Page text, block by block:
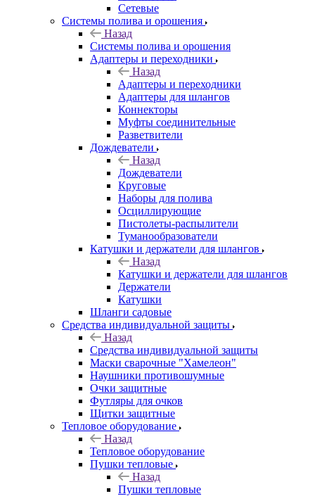
Сетевые
Системы полива и орошения
Назад
Системы полива и орошения
Адаптеры и переходники
Назад
Адаптеры и переходники
Адаптеры для шлангов
Коннекторы
Муфты соединительные
Разветвители
Дождеватели
Назад
Дождеватели
Круговые
Наборы для полива
Осциллирующие
Пистолеты-распылители
Туманообразователи
Катушки и держатели для шлангов
Назад
Катушки и держатели для шлангов
Держатели
Катушки
Шланги садовые
Средства индивидуальной защиты
Назад
Средства индивидуальной защиты
Маски сварочные "Хамелеон"
Наушники противошумные
Очки защитные
Футляры для очков
Щитки защитные
Тепловое оборудование
Назад
Тепловое оборудование
Пушки тепловые
Назад
Пушки тепловые